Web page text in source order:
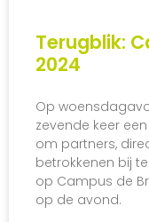
Terugblik:
2024
Op
zevende keer
om partners,
betrokkenen bij
op Campus de
op de avond.